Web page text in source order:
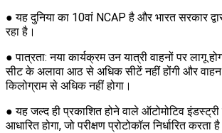
● यह दुनिया का 10वां NCAP है और भारत सरकार
रहा है।
● पात्रता: नया कार्यक्रम उन यात्री वाहनों पर लागू
सीट के अलावा आठ से अधिक सीटें नहीं होंगी और
किलोग्राम से अधिक नहीं होगा।
● यह जल्द ही प्रकाशित होने वाले ऑटोमोटिव
आधारित होगा, जो परीक्षण प्रोटोकॉल निर्धारित करता